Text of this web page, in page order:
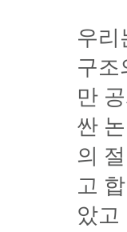
우리
구조
만
싼
의
고
았고